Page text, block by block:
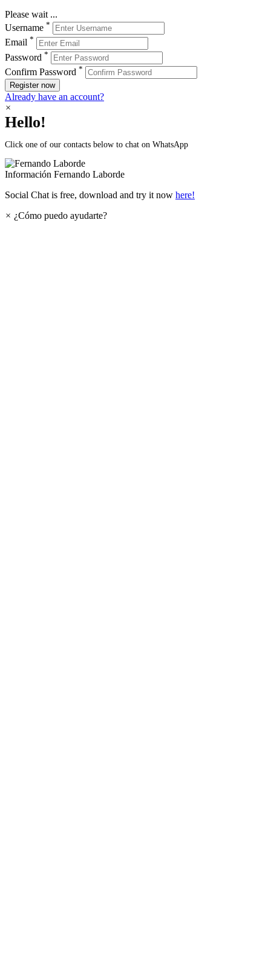
Please wait ...
Username *
Email *
Password *
Confirm Password *
Register now
Already have an account?
×
Hello!
Click one of our contacts below to chat on WhatsApp
Información Fernando Laborde
Social Chat is free, download and try it now here!
× ¿Cómo puedo ayudarte?